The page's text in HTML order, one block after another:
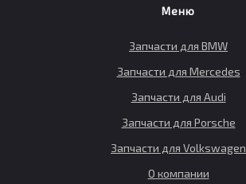
Меню
Запчасти для BMW
Запчасти для Mercedes
Запчасти для Audi
Запчасти для Porsche
Запчасти для Volkswagen
О компании